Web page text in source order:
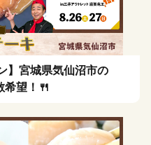
】宮城県気仙沼市の
希望！🍴